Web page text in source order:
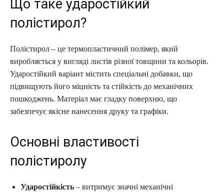
Що таке ударостійкий
полістирол?
Полістирол – це термопластичний полімер, який
виробляється у вигляді листів різної товщини та кольорів.
Ударостійкий варіант містить спеціальні добавки, що
підвищують його міцність та стійкість до механічних
пошкоджень. Матеріал має гладку поверхню, що
забезпечує якісне нанесення друку та графіки.
Основні властивості
полістиролу
Ударостійкість – витримує значні механічні